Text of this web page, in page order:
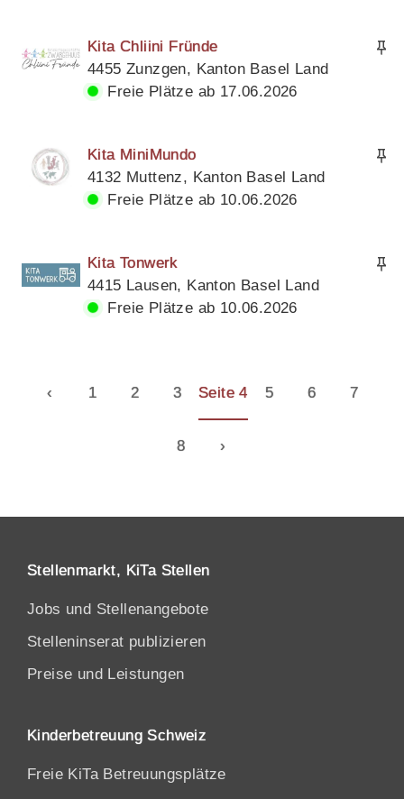
Kita Chliini Fründe
4455 Zunzgen, Kanton Basel Land
Freie Plätze ab 17.06.2026
Kita MiniMundo
4132 Muttenz, Kanton Basel Land
Freie Plätze ab 10.06.2026
Kita Tonwerk
4415 Lausen, Kanton Basel Land
Freie Plätze ab 10.06.2026
‹ 1 2 3 Seite 4 5 6 7
8 ›
Stellenmarkt, KiTa Stellen
Jobs und Stellenangebote
Stelleninserat publizieren
Preise und Leistungen
Kinderbetreuung Schweiz
Freie KiTa Betreuungsplätze